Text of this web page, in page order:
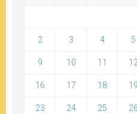
2 3 4 5
9 10 11
16 17 18 19
23 24 25 26